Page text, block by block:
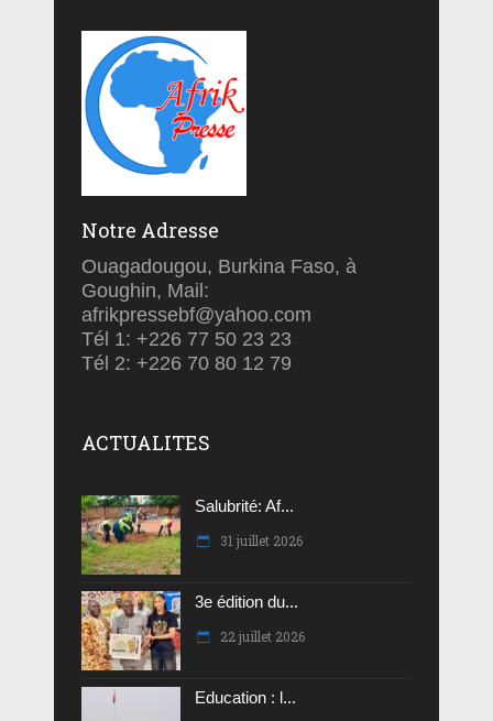
Notre Adresse
Ouagadougou, Burkina Faso, à
Goughin, Mail:
afrikpressebf@yahoo.com
Tél 1: +226 77 50 23 23
Tél 2: +226 70 80 12 79
ACTUALITES
Salubrité: Af...
31 juillet 2026
3e édition du...
22 juillet 2026
Education : l...